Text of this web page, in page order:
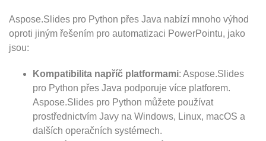
Aspose.Slides pro Python přes Java nabízí mnoho výhod
oproti jiným řešením pro automatizaci PowerPointu, jako
jsou:
Kompatibilita napříč platformami: Aspose.Slides
pro Python přes Java podporuje více platforem.
Aspose.Slides pro Python můžete používat
prostřednictvím Javy na Windows, Linux, macOS a
dalších operačních systémech.